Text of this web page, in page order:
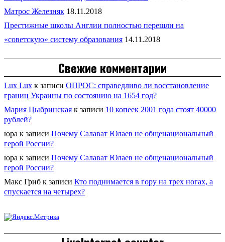
Матрос Железняк 18.11.2018
Престижные школы Англии полностью перешли на
«советскую» систему образования 14.11.2018
Свежие комментарии
Lux Lux к записи ОПРОС: справедливо ли восстановление
границ Украины по состоянию на 1654 год?
Мария Цыбринская к записи 10 копеек 2001 года стоят 40000
рублей?
юра к записи Почему Салават Юлаев не общенациональный
герой России?
юра к записи Почему Салават Юлаев не общенациональный
герой России?
Макс Гриб к записи Кто поднимается в гору на трех ногах, а
спускается на четырех?